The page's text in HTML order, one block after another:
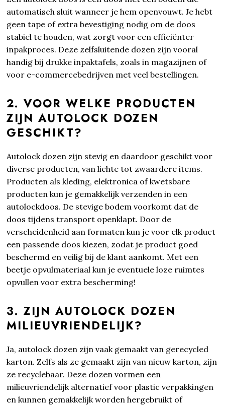
automatisch sluit wanneer je hem openvouwt. Je hebt
geen tape of extra bevestiging nodig om de doos
stabiel te houden, wat zorgt voor een efficiënter
inpakproces. Deze zelfsluitende dozen zijn vooral
handig bij drukke inpaktafels, zoals in magazijnen of
voor e-commercebedrijven met veel bestellingen.
2. VOOR WELKE PRODUCTEN
ZIJN AUTOLOCK DOZEN
GESCHIKT?
Autolock dozen zijn stevig en daardoor geschikt voor
diverse producten, van lichte tot zwaardere items.
Producten als kleding, elektronica of kwetsbare
producten kun je gemakkelijk verzenden in een
autolockdoos. De stevige bodem voorkomt dat de
doos tijdens transport openklapt. Door de
verscheidenheid aan formaten kun je voor elk product
een passende doos kiezen, zodat je product goed
beschermd en veilig bij de klant aankomt. Met een
beetje opvulmateriaal kun je eventuele loze ruimtes
opvullen voor extra bescherming!
3. ZIJN AUTOLOCK DOZEN
MILIEUVRIENDELIJK?
Ja, autolock dozen zijn vaak gemaakt van gerecycled
karton. Zelfs als ze gemaakt zijn van nieuw karton, zijn
ze recyclebaar. Deze dozen vormen een
milieuvriendelijk alternatief voor plastic verpakkingen
en kunnen gemakkelijk worden hergebruikt of